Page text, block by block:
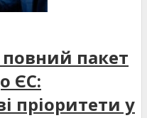
пакет
ЄС:
пріоритети у